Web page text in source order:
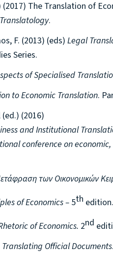
(2017) The Translation of
.
F. (2013) (eds) Legal
Series.
of Specialised
to Economic Translation.
(2016)
and Institutional
conference on
των Οικονομικών
of Economics – 5th
of Economics. 2nd
Translating Official Documents